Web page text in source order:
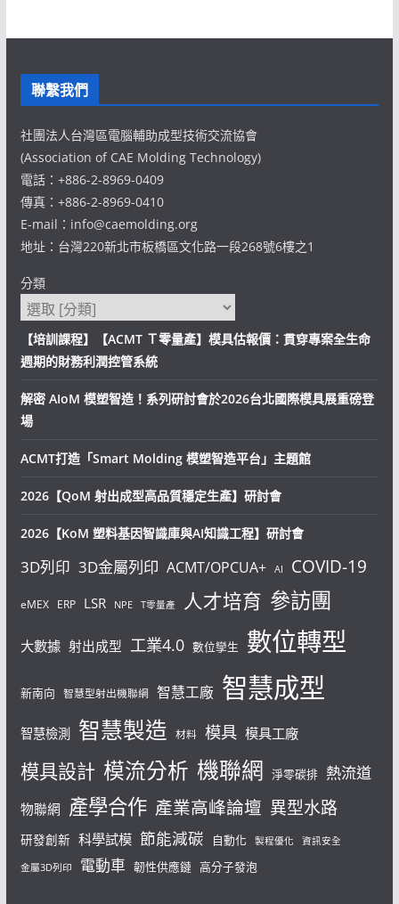
聯繫我們
社團法人台灣區電腦輔助成型技術交流協會
(Association of CAE Molding Technology)
電話：+886-2-8969-0409
傳真：+886-2-8969-0410
E-mail：info@caemolding.org
地址：台灣220新北市板橋區文化路一段268號6樓之1
分類
【培訓課程】【ACMT Ｔ零量產】模具估報價：貫穿專案全生命
週期的財務利潤控管系統
解密 AIoM 模塑智造！系列研討會於2026台北國際模具展重磅登
場
ACMT打造「Smart Molding 模塑智造平台」主題館
2026【QoM 射出成型高品質穩定生產】研討會
2026【KoM 塑料基因智識庫與AI知識工程】研討會
3D列印 3D金屬列印 ACMT/OPCUA+ AI COVID-19
eMEX ERP LSR NPE T零量產 人才培育 參訪團
大數據 射出成型 工業4.0 數位孿生 數位轉型
新南向 智慧型射出機聯網 智慧工廠 智慧成型
智慧檢測 智慧製造 材料 模具 模具工廠
模具設計 模流分析 機聯網 淨零碳排 熱流道
物聯網 產學合作 產業高峰論壇 異型水路
研發創新 科學試模 節能減碳 自動化 製程優化 資訊安全
金屬3D列印 電動車 韌性供應鏈 高分子發泡